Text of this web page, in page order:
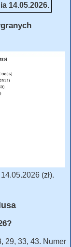
14.05.2026.
(zł).
29, 33, 43. Numer